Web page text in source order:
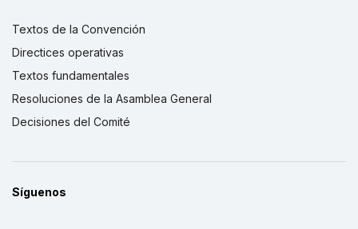
Textos de la Convención
Directices operativas
Textos fundamentales
Resoluciones de la Asamblea General
Decisiones del Comité
Síguenos